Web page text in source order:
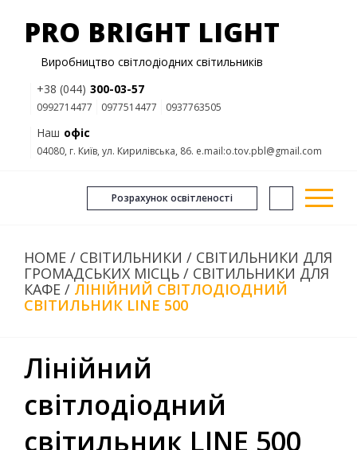
+38 (044) 300-03-57
0992714477 0977514477 0937763505
PRO BRIGHT LIGHT
Виробництво світлодіодних світильників
Наш офіс
04080, г. Київ, ул. Кирилівська, 86. e.mail:o.tov.pbl@gmail.com
Розрахунок освітленості
HOME / СВІТИЛЬНИКИ / СВІТИЛЬНИКИ ДЛЯ
ГРОМАДСЬКИХ МІСЦЬ / СВІТИЛЬНИКИ ДЛЯ
КАФЕ / ЛІНІЙНИЙ СВІТЛОДІОДНИЙ
СВІТИЛЬНИК LINE 500
Лінійний
світлодіодний
світильник LINE 500